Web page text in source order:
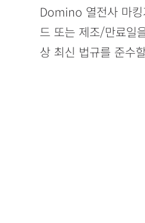
Domino 열전사 마
드 또는 제조/만료일
상 최신 법규를 준수